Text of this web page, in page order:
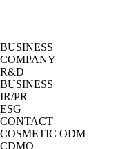
BUSINESS
COMPANY
R&D
BUSINESS
IR/PR
ESG
CONTACT
COSMETIC ODM
CDMO